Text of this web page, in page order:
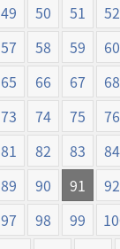
49
50 51 52
57
58 59 60
65
66 67 68
73
74 75 76
81
82 83 84
89
90 91 92
97
98 99